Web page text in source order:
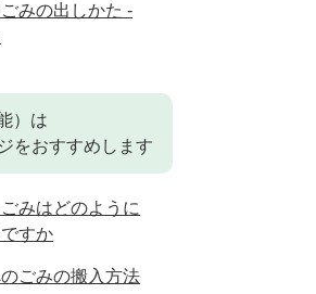
みの出しかた -
）は
をおすすめします
みはどのように
すか
ごみの搬入方法